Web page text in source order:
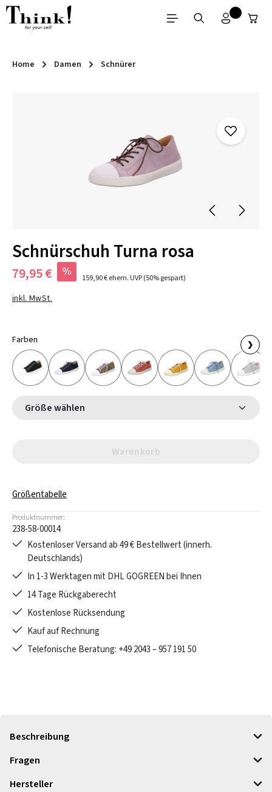
Zum Hauptinhalt springen
Home Damen Schnürer
Schnürschuh Turna rosa
79,95 € % 159,90 €ehem. UVP(50% gespart)
inkl. MwSt.
Farben ❯
Größe wählen
Warenkorb
Größentabelle
Produktnummer:
238-58-00014
Kostenloser Versand ab 49 € Bestellwert (innerh.
Deutschlands)
In 1-3 Werktagen mit DHL GOGREEN bei Ihnen
14 Tage Rückgaberecht
Kostenlose Rücksendung
Kauf auf Rechnung
Telefonische Beratung: +49 2043 – 957 191 50
Beschreibung
Fragen
Hersteller